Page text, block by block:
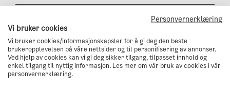
What you can get support for
Application process
Personvernerklæring
Vi bruker cookies
Vi bruker cookies/informasjonskapsler for å gi deg den beste
brukeropplevelsen på våre nettsider og til personifisering av annonser.
Ved hjelp av cookies kan vi gi deg sikker tilgang, tilpasset innhold og
enkel tilgang til nyttig informasjon. Les mer om vår bruk av cookies i vår
personvernerklæring.